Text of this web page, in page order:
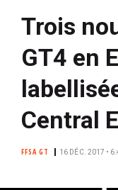
Trois
GT4 en
Central
FFSA GT 16 DÉC. 2017 •